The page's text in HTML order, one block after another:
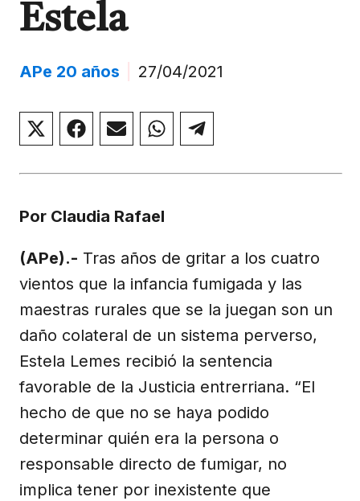
Estela
APe 20 años 27/04/2021
Compartir
en
(Twitter)
Compartir
en
Compartir
en
Compartir
en
Compartir
en
Por Claudia Rafael
(APe).- Tras años de gritar a los cuatro
vientos que la infancia fumigada y las
maestras rurales que se la juegan son un
daño colateral de un sistema perverso,
Estela Lemes recibió la sentencia
favorable de la Justicia entrerriana. “El
hecho de que no se haya podido
determinar quién era la persona o
responsable directo de fumigar, no
implica tener por inexistente que